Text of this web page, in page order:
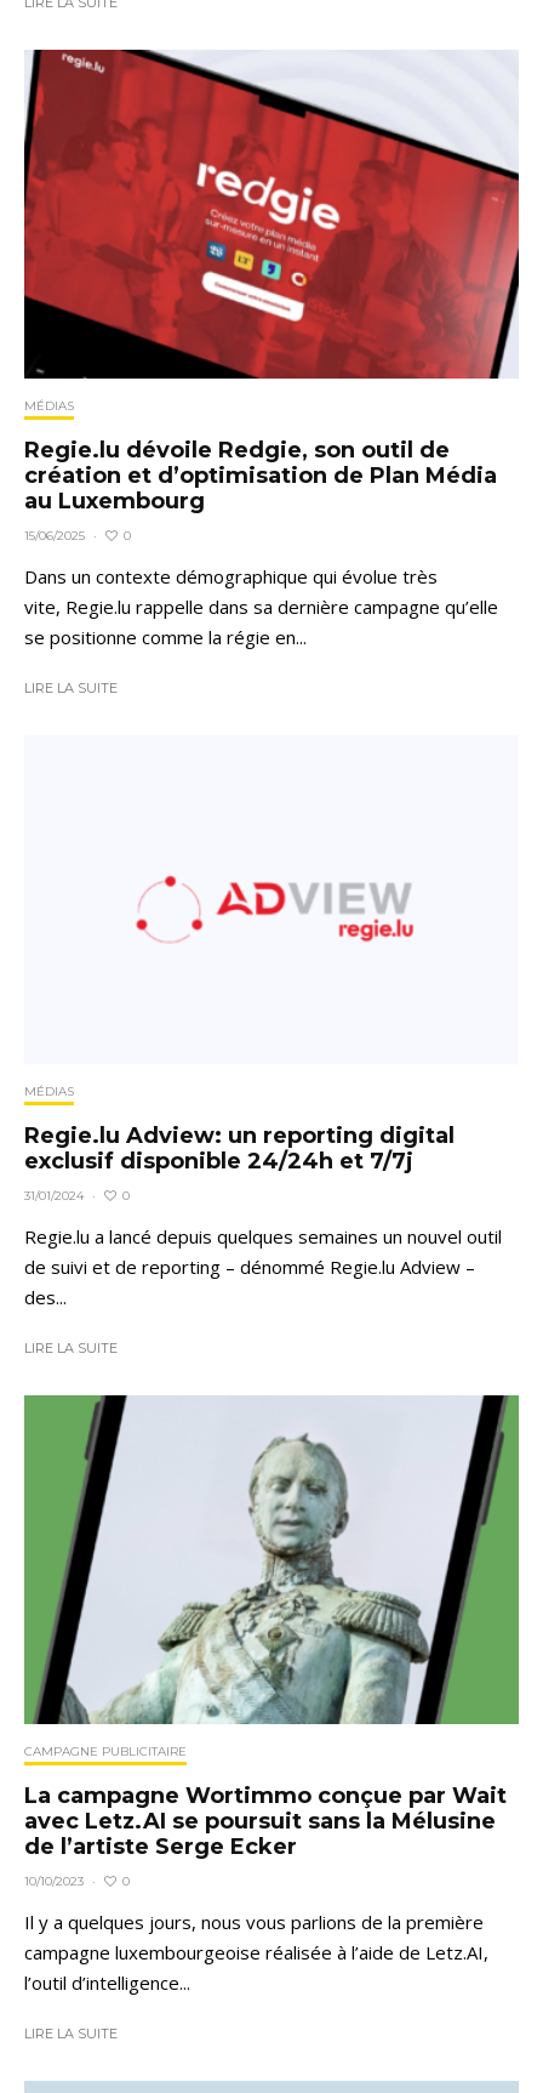
MÉDIAS
Regie.lu dévoile Redgie, son outil de
création et d’optimisation de Plan Média
au Luxembourg
15/06/2025 · 0
Dans un contexte démographique qui évolue très
vite, Regie.lu rappelle dans sa dernière campagne qu’elle
se positionne comme la régie en...
LIRE LA SUITE
MÉDIAS
Regie.lu Adview: un reporting digital
exclusif disponible 24/24h et 7/7j
31/01/2024 · 0
Regie.lu a lancé depuis quelques semaines un nouvel outil
de suivi et de reporting – dénommé Regie.lu Adview –
des...
LIRE LA SUITE
CAMPAGNE PUBLICITAIRE
La campagne Wortimmo conçue par Wait
avec Letz.AI se poursuit sans la Mélusine
de l’artiste Serge Ecker
10/10/2023 · 0
Il y a quelques jours, nous vous parlions de la première
campagne luxembourgeoise réalisée à l’aide de Letz.AI,
l’outil d’intelligence...
LIRE LA SUITE